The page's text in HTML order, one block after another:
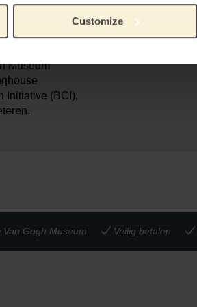
Customize
Met de
haal je
Museum
Initiative (BCI),
Materiaal:
Gogh Museum Veilig betalen